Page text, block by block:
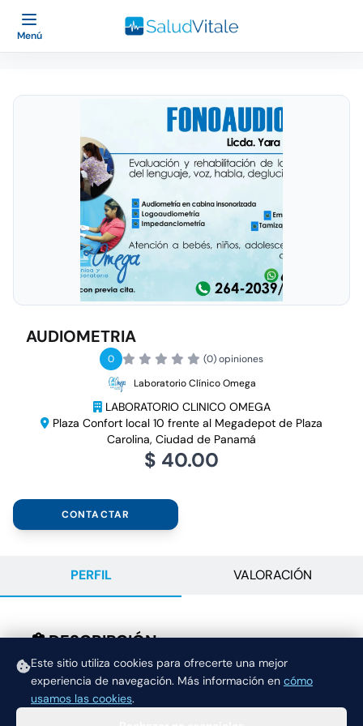
Este sitio utiliza cookies para ofrecerte una mejor
experiencia de navegación. Más información en cómo
usamos las cookies.
Menú
AUDIOMETRIA
0
(0) opiniones
Laboratorio Clínico Omega
LABORATORIO CLINICO OMEGA
Plaza Confort local 10 frente al Megadepot de Plaza
Carolina, Ciudad de Panamá
$ 40.00
CONTACTAR
PERFIL VALORACIÓN
DESCRIPCIÓN
PRUEBAS AUDITIVAS PARA ADULTOS Y NIÑOS Y
PARA EMPRESAS